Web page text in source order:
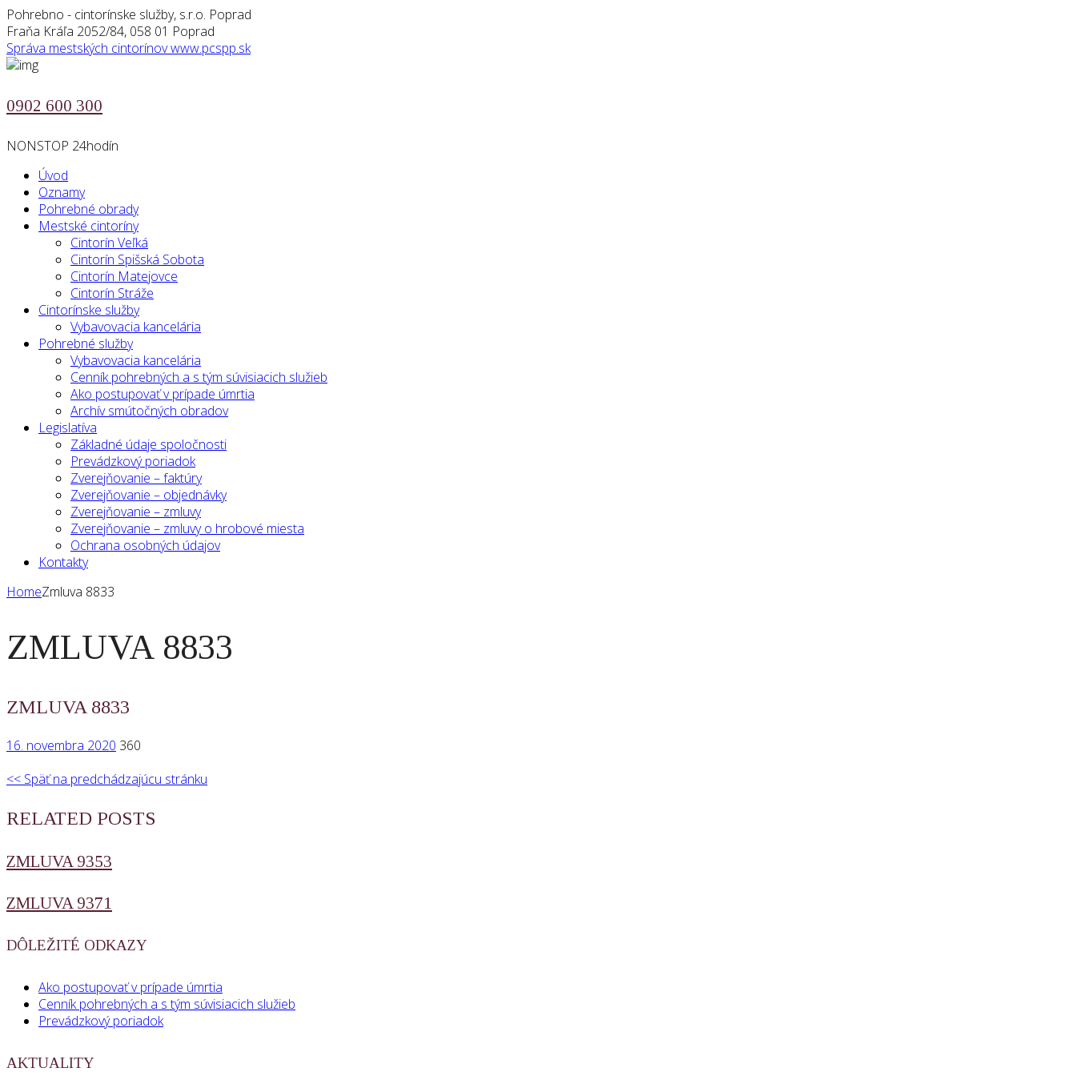
Pohrebno - cintorínske služby, s.r.o. Poprad
Fraňa Kráľa 2052/84, 058 01 Poprad
Správa mestských cintorínovwww.pcspp.sk
0902 600 300
NONSTOP 24hodín
Úvod
Oznamy
Pohrebné obrady
Mestské cintoríny
Cintorín Veľká
Cintorín Spišská Sobota
Cintorín Matejovce
Cintorín Stráže
Cintorínske služby
Vybavovacia kancelária
Pohrebné služby
Vybavovacia kancelária
Cenník pohrebných a s tým súvisiacich služieb
Ako postupovať v prípade úmrtia
Archív smútočných obradov
Legislatíva
Základné údaje spoločnosti
Prevádzkový poriadok
Zverejňovanie – faktúry
Zverejňovanie – objednávky
Zverejňovanie – zmluvy
Zverejňovanie – zmluvy o hrobové miesta
Ochrana osobných údajov
Kontakty
HomeZmluva 8833
ZMLUVA 8833
ZMLUVA 8833
16. novembra 2020 360
<< Späť na predchádzajúcu stránku
RELATED POSTS
ZMLUVA 9353
ZMLUVA 9371
DÔLEŽITÉ ODKAZY
Ako postupovať v prípade úmrtia
Cenník pohrebných a s tým súvisiacich služieb
Prevádzkový poriadok
AKTUALITY